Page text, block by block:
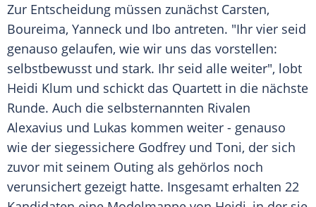
Zur Entscheidung müssen zunächst Carsten,
Boureima, Yanneck und Ibo antreten. "Ihr vier seid
genauso gelaufen, wie wir uns das vorstellen:
selbstbewusst und stark. Ihr seid alle weiter", lobt
Heidi Klum und schickt das Quartett in die nächste
Runde. Auch die selbsternannten Rivalen
Alexavius und Lukas kommen weiter - genauso
wie der siegessichere Godfrey und Toni, der sich
zuvor mit seinem Outing als gehörlos noch
verunsichert gezeigt hatte. Insgesamt erhalten 22